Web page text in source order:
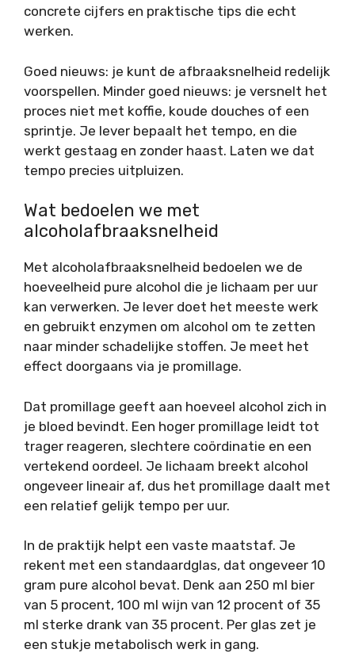
concrete cijfers en praktische tips die echt
werken.
Goed nieuws: je kunt de afbraaksnelheid redelijk
voorspellen. Minder goed nieuws: je versnelt het
proces niet met koffie, koude douches of een
sprintje. Je lever bepaalt het tempo, en die
werkt gestaag en zonder haast. Laten we dat
tempo precies uitpluizen.
Wat bedoelen we met
alcoholafbraaksnelheid
Met alcoholafbraaksnelheid bedoelen we de
hoeveelheid pure alcohol die je lichaam per uur
kan verwerken. Je lever doet het meeste werk
en gebruikt enzymen om alcohol om te zetten
naar minder schadelijke stoffen. Je meet het
effect doorgaans via je promillage.
Dat promillage geeft aan hoeveel alcohol zich in
je bloed bevindt. Een hoger promillage leidt tot
trager reageren, slechtere coördinatie en een
vertekend oordeel. Je lichaam breekt alcohol
ongeveer lineair af, dus het promillage daalt met
een relatief gelijk tempo per uur.
In de praktijk helpt een vaste maatstaf. Je
rekent met een standaardglas, dat ongeveer 10
gram pure alcohol bevat. Denk aan 250 ml bier
van 5 procent, 100 ml wijn van 12 procent of 35
ml sterke drank van 35 procent. Per glas zet je
een stukje metabolisch werk in gang.